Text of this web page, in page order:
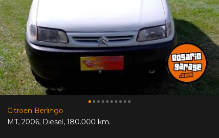
Citroen Berlingo
MT, 2006, Diesel, 180.000 km.